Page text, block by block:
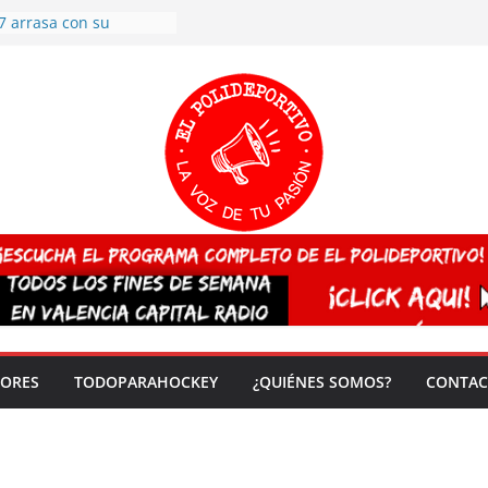
arrasa con su
España sub20
del mundo
vez!
TODOPARAHOCKEY ¿QUIÉNES SOMOS?